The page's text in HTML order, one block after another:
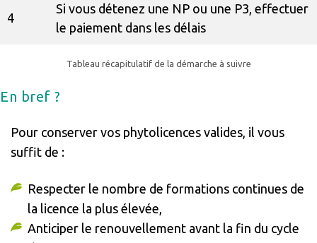
4
Si vous détenez une NP ou une P3, effectuer
le paiement dans les délais
Tableau récapitulatif de la démarche à suivre
En bref ?
Pour conserver vos phytolicences valides, il vous
suffit de :
Respecter le nombre de formations continues de
la licence la plus élevée,
Anticiper le renouvellement avant la fin du cycle